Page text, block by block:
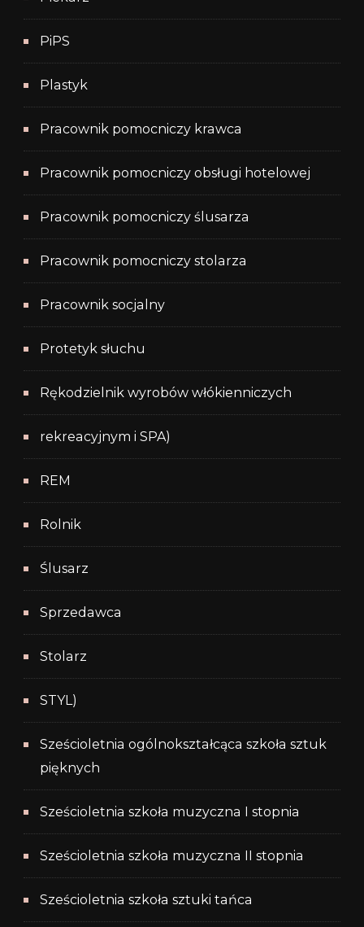
PiPS
Plastyk
Pracownik pomocniczy krawca
Pracownik pomocniczy obsługi hotelowej
Pracownik pomocniczy ślusarza
Pracownik pomocniczy stolarza
Pracownik socjalny
Protetyk słuchu
Rękodzielnik wyrobów włókienniczych
rekreacyjnym i SPA)
REM
Rolnik
Ślusarz
Sprzedawca
Stolarz
STYL)
Sześcioletnia ogólnokształcąca szkoła sztuk
pięknych
Sześcioletnia szkoła muzyczna I stopnia
Sześcioletnia szkoła muzyczna II stopnia
Sześcioletnia szkoła sztuki tańca